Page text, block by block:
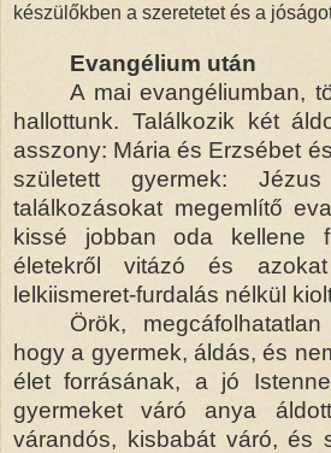
készülőkben a szeretetet és a
Evangélium után
A mai evangéliumban,
hallottunk. Találkozik két
asszony: Mária és Erzsébet
született gyermek:
találkozásokat megemlítő
kissé jobban oda kellene
életekről vitázó és
lelkiismeret-furdalás nélkül
Örök,
hogy a gyermek, áldás, és
élet forrásának, a jó
gyermeket váró anya
várandós, kisbabát váró, és